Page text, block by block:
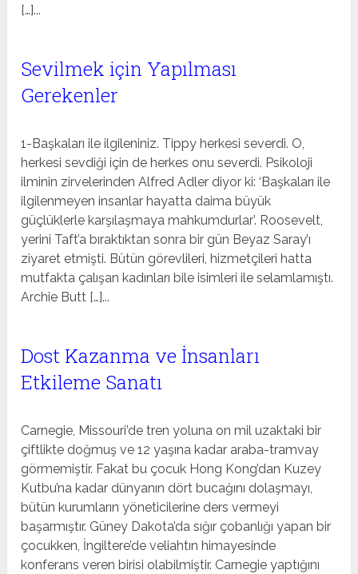
[…]...
Sevilmek için Yapılması
Gerekenler
1-Başkaları ile ilgileniniz. Tippy herkesi severdi. O,
herkesi sevdiği için de herkes onu severdi. Psikoloji
ilminin zirvelerinden Alfred Adler diyor ki: ‘Başkaları ile
ilgilenmeyen insanlar hayatta daima büyük
güçlüklerle karşılaşmaya mahkumdurlar’. Roosevelt,
yerini Taft’a bıraktıktan sonra bir gün Beyaz Saray’ı
ziyaret etmişti. Bütün görevlileri, hizmetçileri hatta
mutfakta çalışan kadınları bile isimleri ile selamlamıştı.
Archie Butt […]...
Dost Kazanma ve İnsanları
Etkileme Sanatı
Carnegie, Missouri’de tren yoluna on mil uzaktaki bir
çiftlikte doğmuş ve 12 yaşına kadar araba-tramvay
görmemiştir. Fakat bu çocuk Hong Kong’dan Kuzey
Kutbu’na kadar dünyanın dört bucağını dolaşmayı,
bütün kurumların yöneticilerine ders vermeyi
başarmıştır. Güney Dakota’da sığır çobanlığı yapan bir
çocukken, İngiltere’de veliahtın himayesinde
konferans veren birisi olabilmiştir. Carnegie yaptığını